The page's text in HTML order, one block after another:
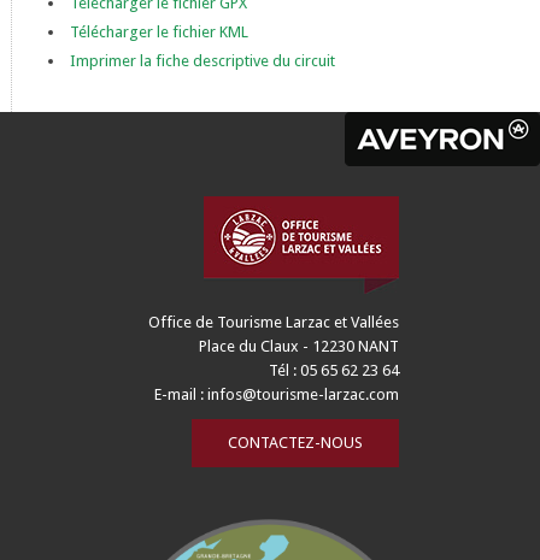
Télécharger le fichier KML
Imprimer la fiche descriptive du circuit
Office de Tourisme Larzac et Vallées
Place du Claux - 12230 NANT
Tél : 05 65 62 23 64
E-mail :infos@tourisme-larzac.com
CONTACTEZ-NOUS